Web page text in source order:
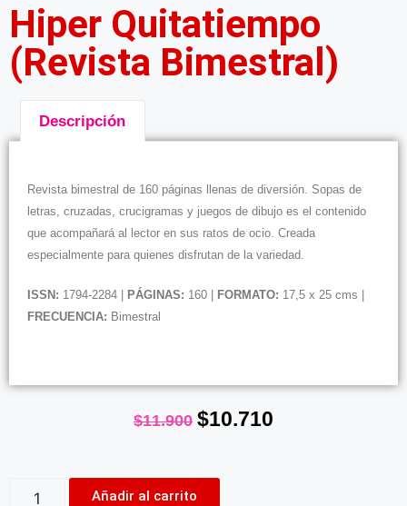
Hiper Quitatiempo
(Revista Bimestral)
Descripción
Revista bimestral de 160 páginas llenas de diversión. Sopas de
letras, cruzadas, crucigramas y juegos de dibujo es el contenido
que acompañará al lector en sus ratos de ocio. Creada
especialmente para quienes disfrutan de la variedad.
ISSN: 1794-2284 | PÁGINAS: 160 | FORMATO: 17,5 x 25 cms |
FRECUENCIA: Bimestral
$11.900 $10.710
Añadir al carrito